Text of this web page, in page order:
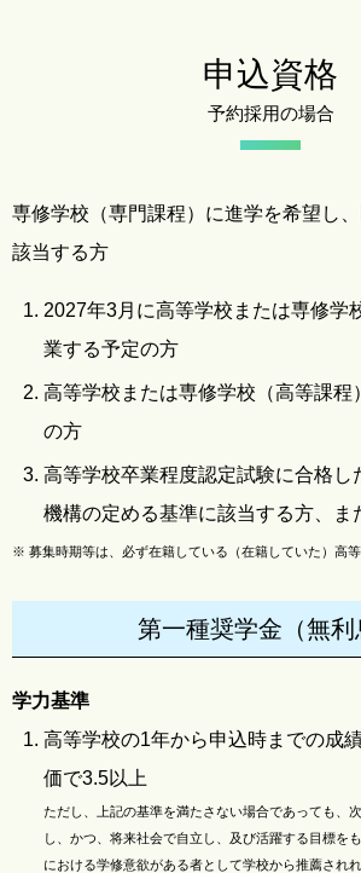
申込資格
予約採用の場合
専修学校（専門課程）に進学を希望し
該当する方
2027年3月に高等学校または専修学
業する予定の方
高等学校または専修学校（高等課程
の方
高等学校卒業程度認定試験に合格し
機構の定める基準に該当する方、ま
※ 募集時期等は、必ず在籍している（在籍していた）高
第一種奨学金（無利
学力基準
高等学校の1年から申込時までの成
価で3.5以上
ただし、上記の基準を満たさない場合であっても、
し、かつ、将来社会で自立し、及び活躍する目標を
における学修意欲がある者として学校から推薦され